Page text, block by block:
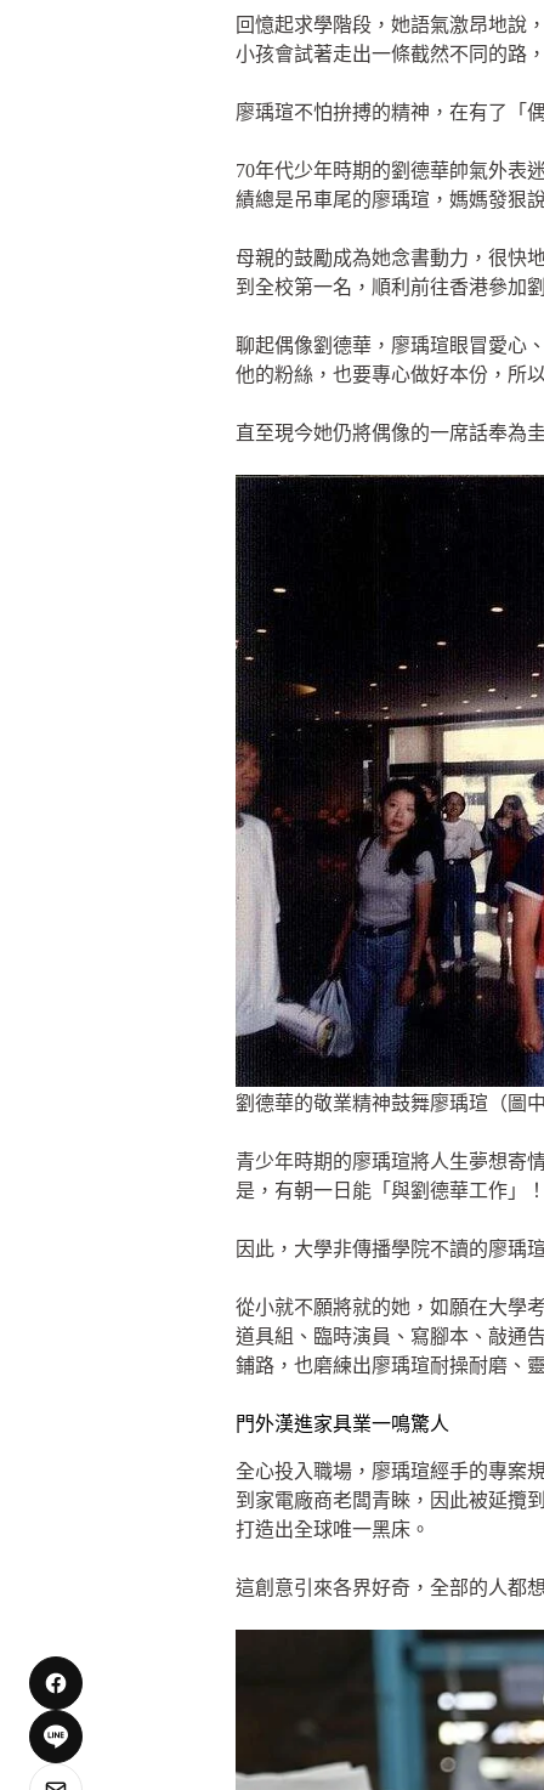
回憶起求學階段，她語氣激昂地說
小孩會試著走出一條截然不同的路
廖瑀瑄不怕拚搏的精神，在有了「
70年代少年時期的劉德華帥氣外表
績總是吊車尾的廖瑀瑄，媽媽發狠
母親的鼓勵成為她念書動力，很快
到全校第一名，順利前往香港參加
聊起偶像劉德華，廖瑀瑄眼冒愛心
他的粉絲，也要專心做好本份，所
直至現今她仍將偶像的一席話奉為
劉德華的敬業精神鼓舞廖瑀瑄（圖
青少年時期的廖瑀瑄將人生夢想寄
是，有朝一日能「與劉德華工作」
因此，大學非傳播學院不讀的廖瑀
從小就不願將就的她，如願在大學
道具組、臨時演員、寫腳本、敲通
鋪路，也磨練出廖瑀瑄耐操耐磨、
門外漢進家具業一鳴驚人
全心投入職場，廖瑀瑄經手的專案
到家電廠商老闆青睞，因此被延攬
打造出全球唯一黑床。
這創意引來各界好奇，全部的人都